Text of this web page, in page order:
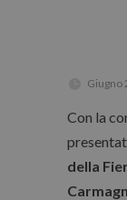
Giugno
Con la
della